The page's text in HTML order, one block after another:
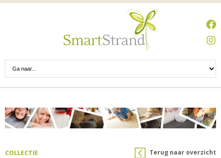
Terug naar overzicht
COLLECTIE